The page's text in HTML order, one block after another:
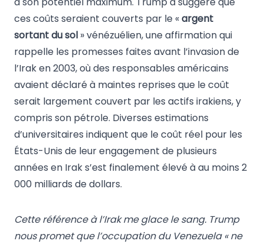
ces coûts seraient couverts par le «argent
sortant du sol » vénézuélien, une affirmation qui
rappelle les promesses faites avant l’invasion de
l’Irak en 2003, où des responsables américains
avaient déclaré à maintes reprises que le coût
serait largement couvert par les actifs irakiens, y
compris son pétrole. Diverses estimations
d’universitaires indiquent que le coût réel pour les
États-Unis de leur engagement de plusieurs
années en Irak s’est finalement élevé à au moins 2
000 milliards de dollars.
Cette référence à l’Irak me glace le sang. Trump
nous promet que l’occupation du Venezuela « ne